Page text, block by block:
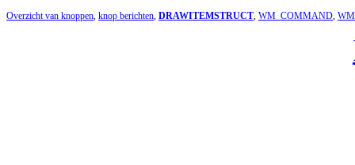
Overzicht van knoppen knop berichten DRAWITEMSTRUCT WM_COMMAND